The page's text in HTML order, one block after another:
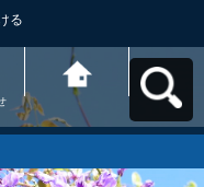
る
春日部市市民活動セ
ンター ぽぽら春日部
へ戻る